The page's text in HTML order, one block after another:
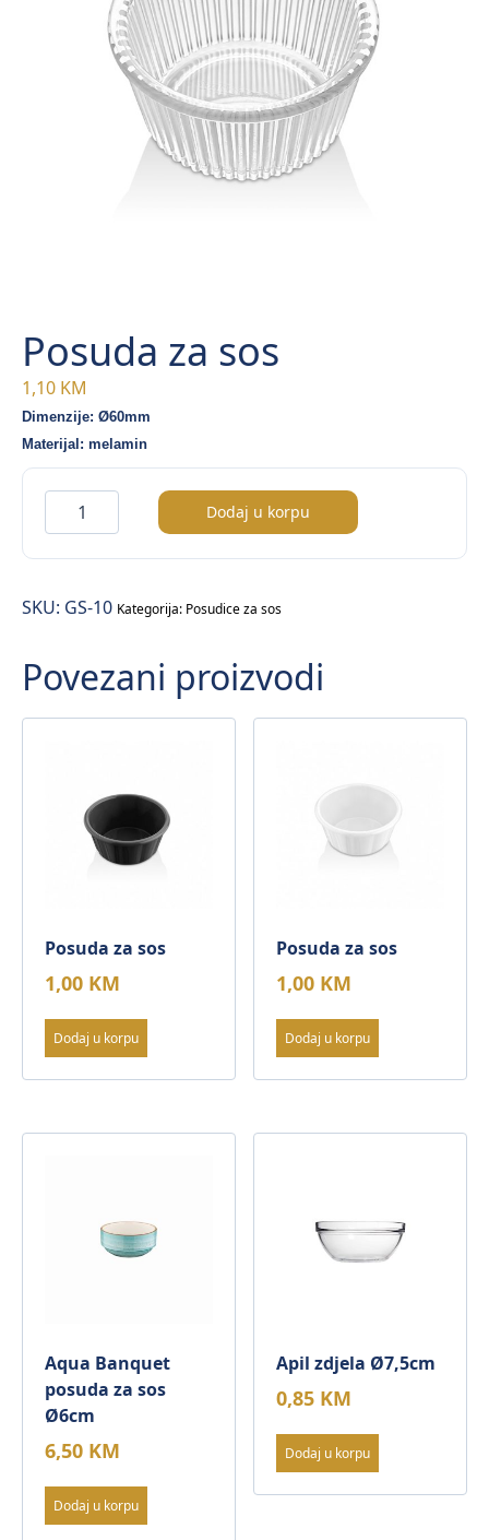
Posuda za sos
1,10 KM
Dimenzije: Ø60mm
Materijal: melamin
Posuda
za
sos
Dodaj u korpu
SKU: GS-10 Kategorija: Posudice za sos
Povezani proizvodi
Posuda za sos
1,00 KM
Dodaj u korpu
Posuda za sos
1,00 KM
Dodaj u korpu
Aqua Banquet
posuda za sos
Ø6cm
6,50 KM
Dodaj u korpu
Apil zdjela Ø7,5cm
0,85 KM
Dodaj u korpu